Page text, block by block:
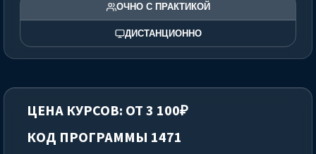
ОЧНО С ПРАКТИКОЙ
ДИСТАНЦИОННО
ЦЕНА КУРСОВ: ОТ 3 100₽
КОД ПРОГРАММЫ 1471